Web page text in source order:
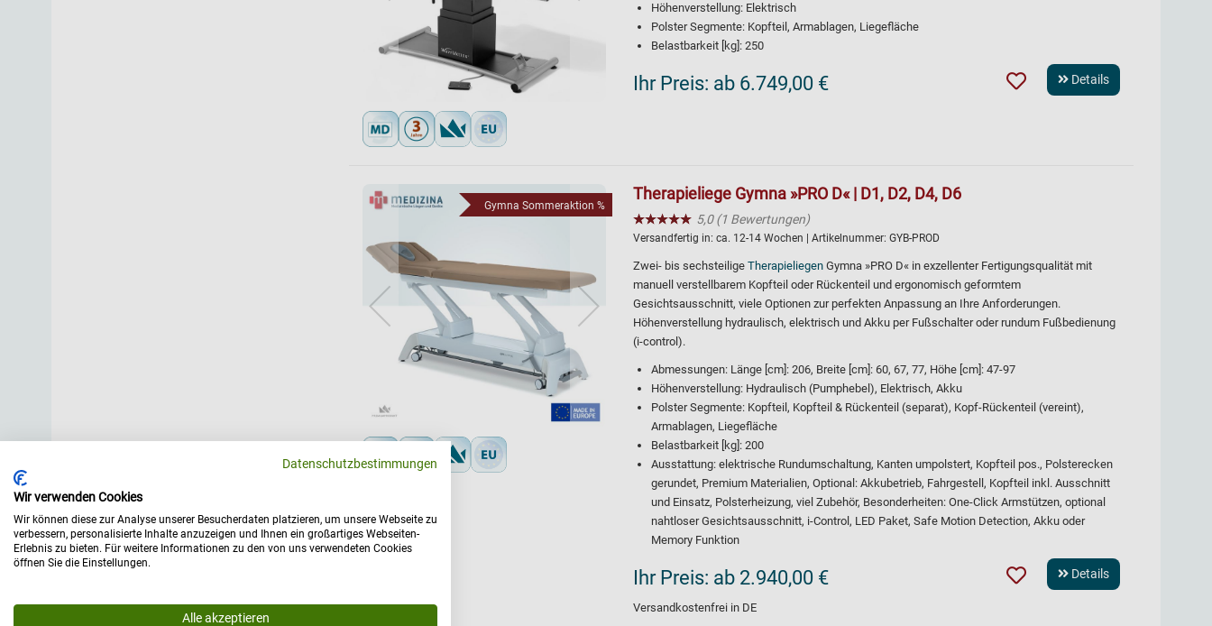
Höhenverstellung: Elektrisch
Polster Segmente: Kopfteil, Armablagen, Liegefläche
Belastbarkeit [kg]: 250
Ihr Preis: ab 6.749,00 € Details
Gymna Sommeraktion %
Therapieliege Gymna »PRO D« | D1, D2, D4, D6
★★★★★
☆☆☆☆☆ 5,0 (1 Bewertungen)
Versandfertig in: ca. 12-14 Wochen | Artikelnummer: GYB-PROD
Zwei- bis sechsteilige Therapieliegen Gymna »PRO D« in exzellenter Fertigungsqualität mit
manuell verstellbarem Kopfteil oder Rückenteil und ergonomisch geformtem
Gesichtsausschnitt, viele Optionen zur perfekten Anpassung an Ihre Anforderungen.
Höhenverstellung hydraulisch, elektrisch und Akku per Fußschalter oder rundum Fußbedienung
(i-control).
Abmessungen: Länge [cm]: 206, Breite [cm]: 60, 67, 77, Höhe [cm]: 47-97
Höhenverstellung: Hydraulisch (Pumphebel), Elektrisch, Akku
Polster Segmente: Kopfteil, Kopfteil & Rückenteil (separat), Kopf-Rückenteil (vereint),
Armablagen, Liegefläche
Belastbarkeit [kg]: 200
Ausstattung: elektrische Rundumschaltung, Kanten umpolstert, Kopfteil pos., Polsterecken
gerundet, Premium Materialien, Optional: Akkubetrieb, Fahrgestell, Kopfteil inkl. Ausschnitt
und Einsatz, Polsterheizung, viel Zubehör, Besonderheiten: One-Click Armstützen, optional
nahtloser Gesichtsausschnitt, i-Control, LED Paket, Safe Motion Detection, Akku oder
Memory Funktion
Ihr Preis: ab 2.940,00 €
Versandkostenfrei in DE
Details
Datenschutzbestimmungen
Wir verwenden Cookies
Wir können diese zur Analyse unserer Besucherdaten platzieren, um unsere Webseite zu
verbessern, personalisierte Inhalte anzuzeigen und Ihnen ein großartiges Webseiten-
Erlebnis zu bieten. Für weitere Informationen zu den von uns verwendeten Cookies
öffnen Sie die Einstellungen.
Alle akzeptieren